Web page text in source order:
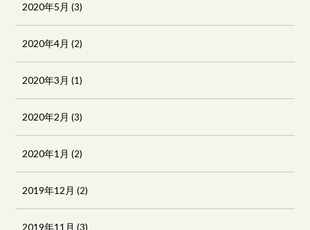
2020年5月 (3)
2020年4月 (2)
2020年3月 (1)
2020年2月 (3)
2020年1月 (2)
2019年12月 (2)
2019年11月 (3)